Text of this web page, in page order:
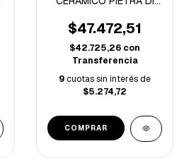
M/C-
$47.472,51
$42.725,26 con
Transferencia
9cuotas sin interés de
$5.274,72